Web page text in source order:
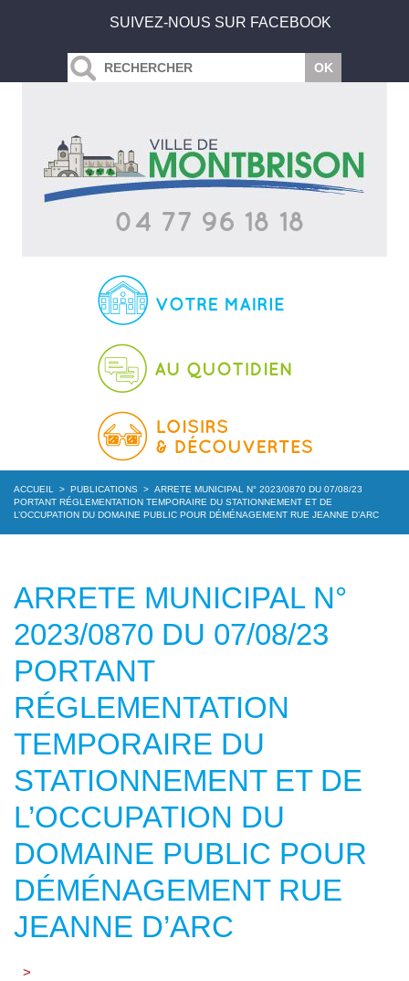
SUIVEZ-NOUS SUR FACEBOOK
ACCUEIL > PUBLICATIONS > ARRETE MUNICIPAL N° 2023/0870 DU 07/08/23
PORTANT RÉGLEMENTATION TEMPORAIRE DU STATIONNEMENT ET DE
L’OCCUPATION DU DOMAINE PUBLIC POUR DÉMÉNAGEMENT RUE JEANNE D’ARC
ARRETE MUNICIPAL N°
2023/0870 DU 07/08/23
PORTANT
RÉGLEMENTATION
TEMPORAIRE DU
STATIONNEMENT ET DE
L’OCCUPATION DU
DOMAINE PUBLIC POUR
DÉMÉNAGEMENT RUE
JEANNE D’ARC
>